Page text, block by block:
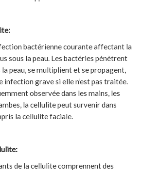
bactérienne courante affectant la
sous la peau. Les bactéries pénètrent
peau, se multiplient et se propagent,
infection grave si elle n’est pas traitée.
observée dans les mains, les
la cellulite peut survenir dans
la cellulite faciale.
de la cellulite comprennent des